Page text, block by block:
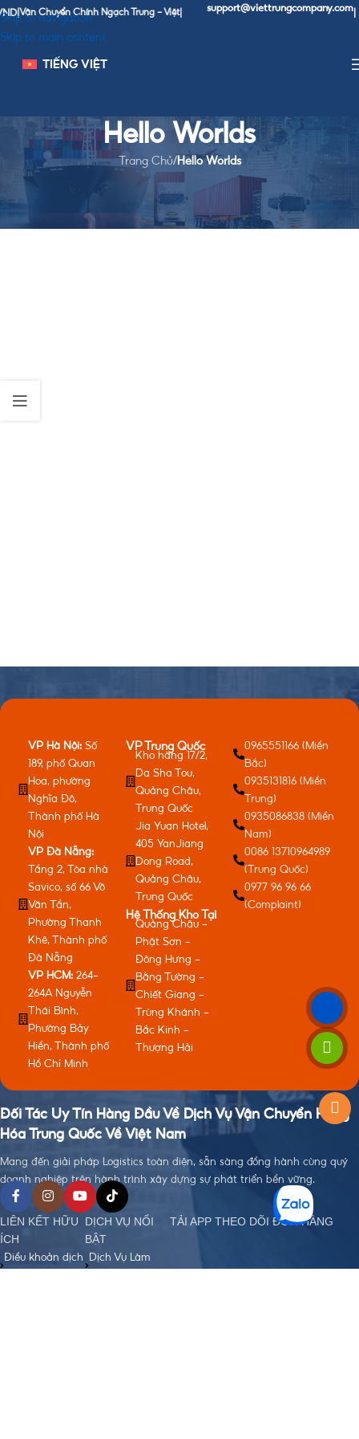
Skip to navigation
Skip to main content
|Vận Chuyển Chính Ngạch Trung - Việt| support@viettrungcompany.com|
TIẾNG VIỆT
Hello Worlds
Trang Chủ/Hello Worlds
VP Hà Nội: Số
189, phố Quan
Hoa, phường
Nghĩa Đô,
Thành phố Hà
Nội
VP Đà Nẵng:
Tầng 2, Tòa nhà
Savico, số 66 Võ
Văn Tần,
Phường Thanh
Khê, Thành phố
Đà Nẵng
VP HCM: 264-
264A Nguyễn
Thái Bình,
Phường Bảy
Hiền, Thành phố
Hồ Chí Minh
VP Trung Quốc
Kho hàng 17/2,
Da Sha Tou,
Quảng Châu,
Trung Quốc
Jia Yuan Hotel,
405 YanJiang
Dong Road,
Quảng Châu,
Trung Quốc
Hệ Thống Kho Tại
Quảng Châu -
Phật Sơn -
Đông Hưng -
Bằng Tường -
Chiết Giang -
Trùng Khánh -
Bắc Kinh -
Thượng Hải
0965551166 (Miền
Bắc)
0935131816 (Miền
Trung)
0935086838 (Miền
Nam)
0086 13710964989
(Trung Quốc)
0977 96 96 66
(Complaint)
Đối Tác Uy Tín Hàng Đầu Về Dịch Vụ Vận Chuyển Hàng
Hóa Trung Quốc Về Việt Nam
Mang đến giải pháp Logistics toàn diện, sẵn sàng đồng hành cùng quý
doanh nghiệp trên hành trình xây dựng sự phát triển bền vững.
LIÊN KẾT HỮU
ÍCH
Điều khoản dịch
DỊCH VỤ NỔI
BẬT
Dịch Vụ Làm
TẢI APP THEO DÕI ĐƠN HÀNG